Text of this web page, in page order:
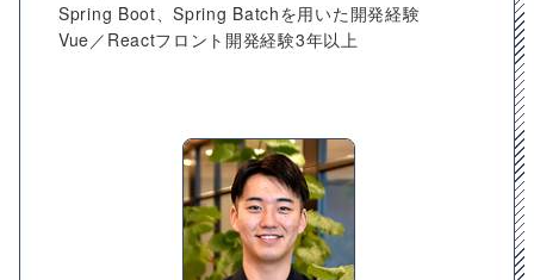
Spring Boot、Spring Batchを用いた開発経験
Vue／Reactフロント開発経験3年以上